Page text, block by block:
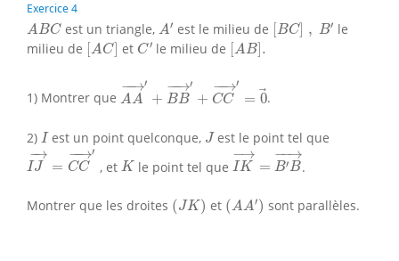
Exercice 4
ABC
A BC est un triangle, A′
A′ est le milieu de BC] , B′
[BC] ′
le
milieu de
AC]
[ AC] et C′
C′ le milieu de [AB .
[ A B]
1) Montrer que
−
−→
AA
′
+
−
−→
BB
′
+
−
−→
CC
′
= 0
→ B→ C→
.
2) I
Iest un point quelconque, J
J est le point tel que
−
→
IJ =
−
−→
CC
′
IJ→ =C C→′
, et K
K le point tel que
−→
IK =
−
−→
B′B
IK→ B′B→
.
Montrer que les droites (JK)
(J K) et (AA′)
(AA′) sont parallèles.